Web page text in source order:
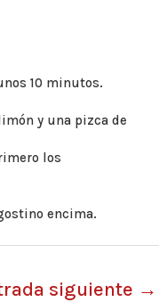
10 minutos.
y una pizca de
los
encima.
siguiente →